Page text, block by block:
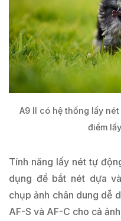
A9 II có hệ thống lấy
điểm
Tính năng lấy nét tự
dụng để bắt nét dựa
chụp ảnh chân dung dễ
AF-S và AF-C cho cả